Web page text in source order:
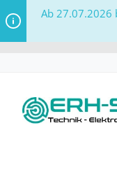
Ab 27.07.2026